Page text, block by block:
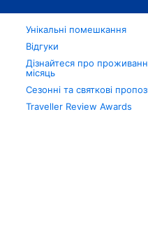
Унікальні помешкання
Відгуки
Дізнайтеся про
місяць
Сезонні та святкові
Traveller Review Awards